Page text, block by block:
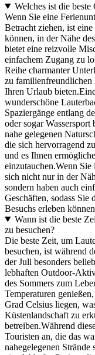
Welches ist die
Wenn Sie eine
Betracht ziehen, ist
können, in der Nähe
bietet eine reizvolle
einfachem Zugang zu
Reihe charmanter
zu familienfreundlichen
Ihren Urlaub
wunderschöne
Spaziergänge entlang
oder sogar
nahe gelegenen
die sich hervorragend
und es Ihnen
einzutauchen.Wenn
sich nicht nur in der
sondern haben auch
Geschäften, sodass Sie
Besuchs erleben
Wann ist die beste
zu besuchen?
Die beste Zeit, um
besuchen, ist während
der Juli besonders
lebhaften Outdoor-
des Sommers zum
Temperaturen
Grad Celsius liegen,
Küstenlandschaft zu
betreiben.Während
Touristen an, die das
nahegelegenen